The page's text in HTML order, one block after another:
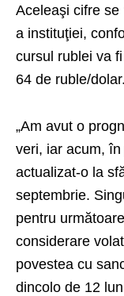
Aceleaşi cifre
a instituţiei,
cursul rublei va
64 de ruble/dolar.
„Am avut o
veri, iar acum,
actualizat-o la
septembrie.
pentru
considerare
povestea cu
dincolo de 12